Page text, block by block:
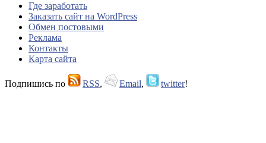
Где заработать
Заказать сайт на WordPress
Обмен постовыми
Реклама
Контакты
Карта сайта
Подпишись по RSS, Email, twitter!